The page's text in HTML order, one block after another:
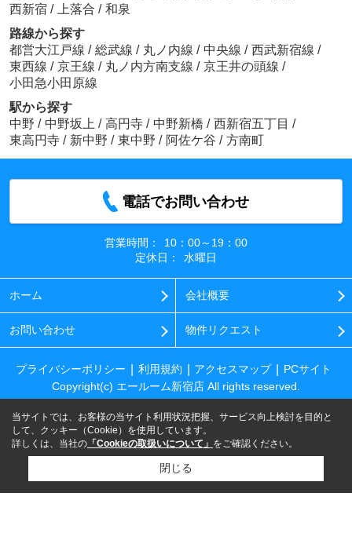
西新宿 / 上落合 / 和泉
路線から探す
都営大江戸線 / 総武線 / 丸ノ内線 / 中央線 / 西武新宿線 /
東西線 / 京王線 / 丸ノ内方南支線 / 京王井の頭線 /
小田急小田原線
駅から探す
中野 / 中野坂上 / 高円寺 / 中野新橋 / 西新宿五丁目 /
東高円寺 / 新中野 / 東中野 / 阿佐ケ谷 / 方南町
電話でお問い合わせ
営業時間：
10：00～19：00
定休日：
水曜日
ホーム 会社概要
お問い合わせ 物件リクエスト
プライバシーポリシー 利用規約 アクセスマップ
PCサイト
Copyright(c) エールーム新宿店 All rights reserved.
当サイトでは、お客様の当サイト利用状況把握、サービス向上検討を目的と
して、クッキー（Cookie）を使用しています。
詳しくは、当社の 「Cookieの取扱いについて」 をご確認ください。
閉じる